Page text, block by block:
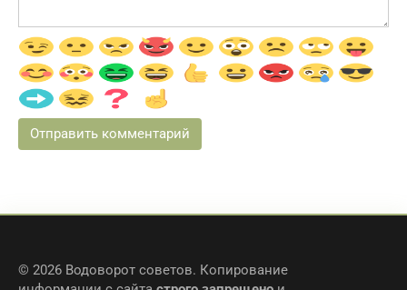
© 2026 Водоворот советов. Копирование